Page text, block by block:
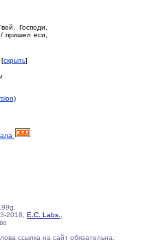
Господи,
пришел еси,
скрыть]
2018, E.C. Labs.
ссылка на сайт обязательна.